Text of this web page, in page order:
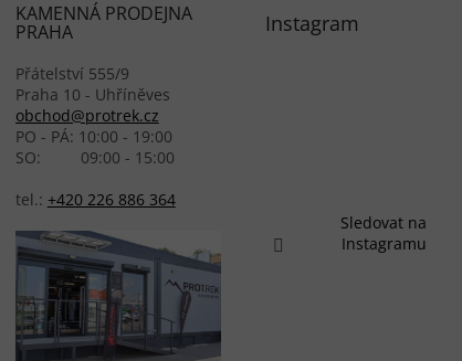
KAMENNÁ PRODEJNA
PRAHA
Přátelství 555/9
Praha 10 - Uhříněves
obchod@protrek.cz
PO - PÁ: 10:00 - 19:00
SO: 09:00 - 15:00
tel.: +420 226 886 364
Instagram
Sledovat na
Instagramu